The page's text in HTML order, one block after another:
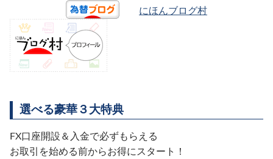
にほんブログ村
選べる豪華３大特典
FX口座開設＆入金で必ずもらえる
お取引を始める前からお得にスタート！